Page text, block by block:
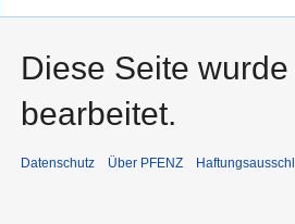
Diese Seite
bearbeitet.
Datenschutz Über PFENZ